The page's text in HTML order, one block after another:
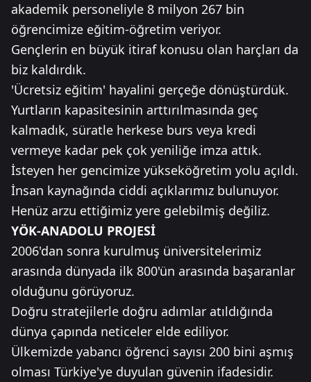
akademik personeliyle 8 milyon 267 bin
öğrencimize eğitim-öğretim veriyor.
Gençlerin en büyük itiraf konusu olan harçları da
biz kaldırdık.
'Ücretsiz eğitim' hayalini gerçeğe dönüştürdük.
Yurtların kapasitesinin arttırılmasında geç
kalmadık, süratle herkese burs veya kredi
vermeye kadar pek çok yeniliğe imza attık.
İsteyen her gencimize yükseköğretim yolu açıldı.
İnsan kaynağında ciddi açıklarımız bulunuyor.
Henüz arzu ettiğimiz yere gelebilmiş değiliz.
YÖK-ANADOLU PROJESİ
2006'dan sonra kurulmuş üniversitelerimiz
arasında dünyada ilk 800'ün arasında başaranlar
olduğunu görüyoruz.
Doğru stratejilerle doğru adımlar atıldığında
dünya çapında neticeler elde ediliyor.
Ülkemizde yabancı öğrenci sayısı 200 bini aşmış
olması Türkiye'ye duyulan güvenin ifadesidir.